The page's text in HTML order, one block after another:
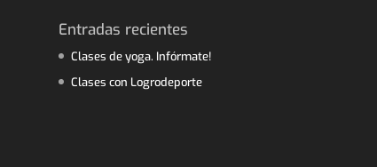
Entradas recientes
Clases de yoga. Infórmate!
Clases con Logrodeporte